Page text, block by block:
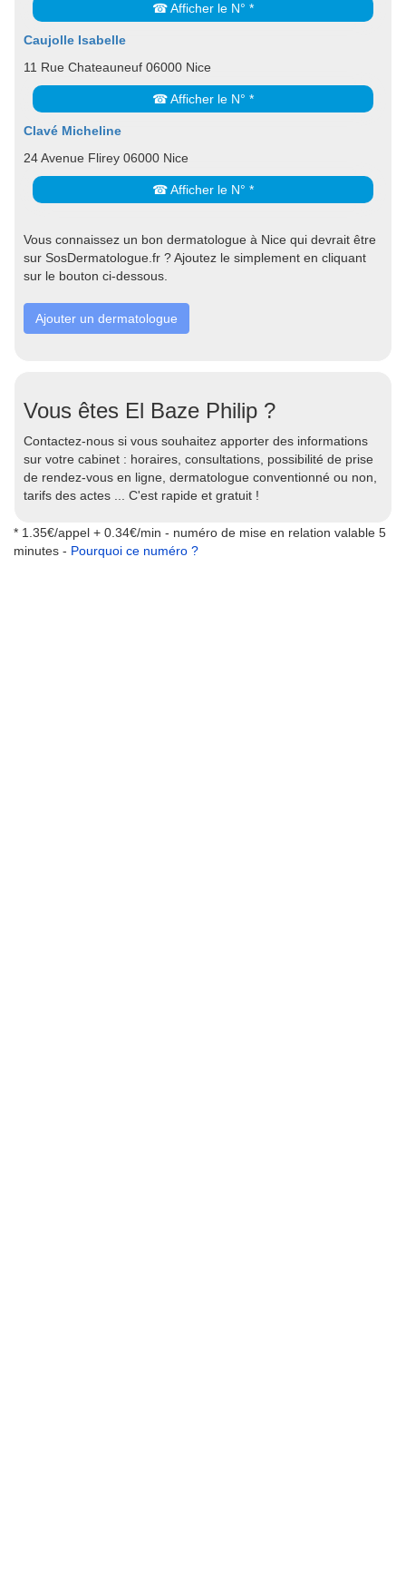
☎ Afficher le N° *
Caujolle Isabelle
11 Rue Chateauneuf 06000 Nice
☎ Afficher le N° *
Clavé Micheline
24 Avenue Flirey 06000 Nice
☎ Afficher le N° *
Vous connaissez un bon dermatologue à Nice qui devrait être
sur SosDermatologue.fr ? Ajoutez le simplement en cliquant
sur le bouton ci-dessous.
Ajouter un dermatologue
Vous êtes El Baze Philip ?
Contactez-nous si vous souhaitez apporter des informations
sur votre cabinet : horaires, consultations, possibilité de prise
de rendez-vous en ligne, dermatologue conventionné ou non,
tarifs des actes ... C'est rapide et gratuit !
* 1.35€/appel + 0.34€/min - numéro de mise en relation valable 5
minutes - Pourquoi ce numéro ?